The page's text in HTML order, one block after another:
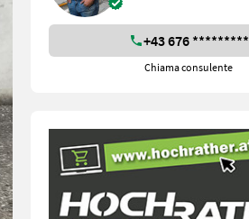
+43 676 *********
Chiama consulente